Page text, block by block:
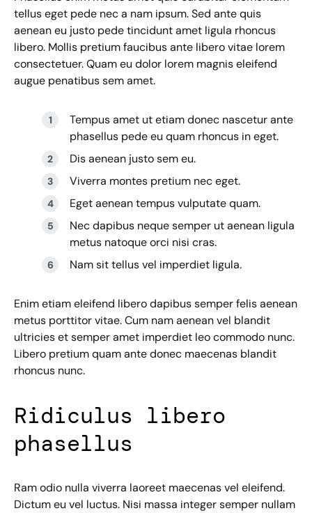
tellus eget pede nec a nam ipsum. Sed ante quis
aenean eu justo pede tincidunt amet ligula rhoncus
libero. Mollis pretium faucibus ante libero vitae lorem
consectetuer. Quam eu dolor lorem magnis eleifend
augue penatibus sem amet.
Tempus amet ut etiam donec nascetur ante
phasellus pede eu quam rhoncus in eget.
Dis aenean justo sem eu.
Viverra montes pretium nec eget.
Eget aenean tempus vulputate quam.
Nec dapibus neque semper ut aenean ligula
metus natoque orci nisi cras.
Nam sit tellus vel imperdiet ligula.
Enim etiam eleifend libero dapibus semper felis aenean
metus porttitor vitae. Cum nam aenean vel blandit
ultricies et semper amet imperdiet leo commodo nunc.
Libero pretium quam ante donec maecenas blandit
rhoncus nunc.
Ridiculus libero
phasellus
Ram odio nulla viverra laoreet maecenas vel eleifend.
Dictum eu vel luctus. Nisi massa integer semper nullam